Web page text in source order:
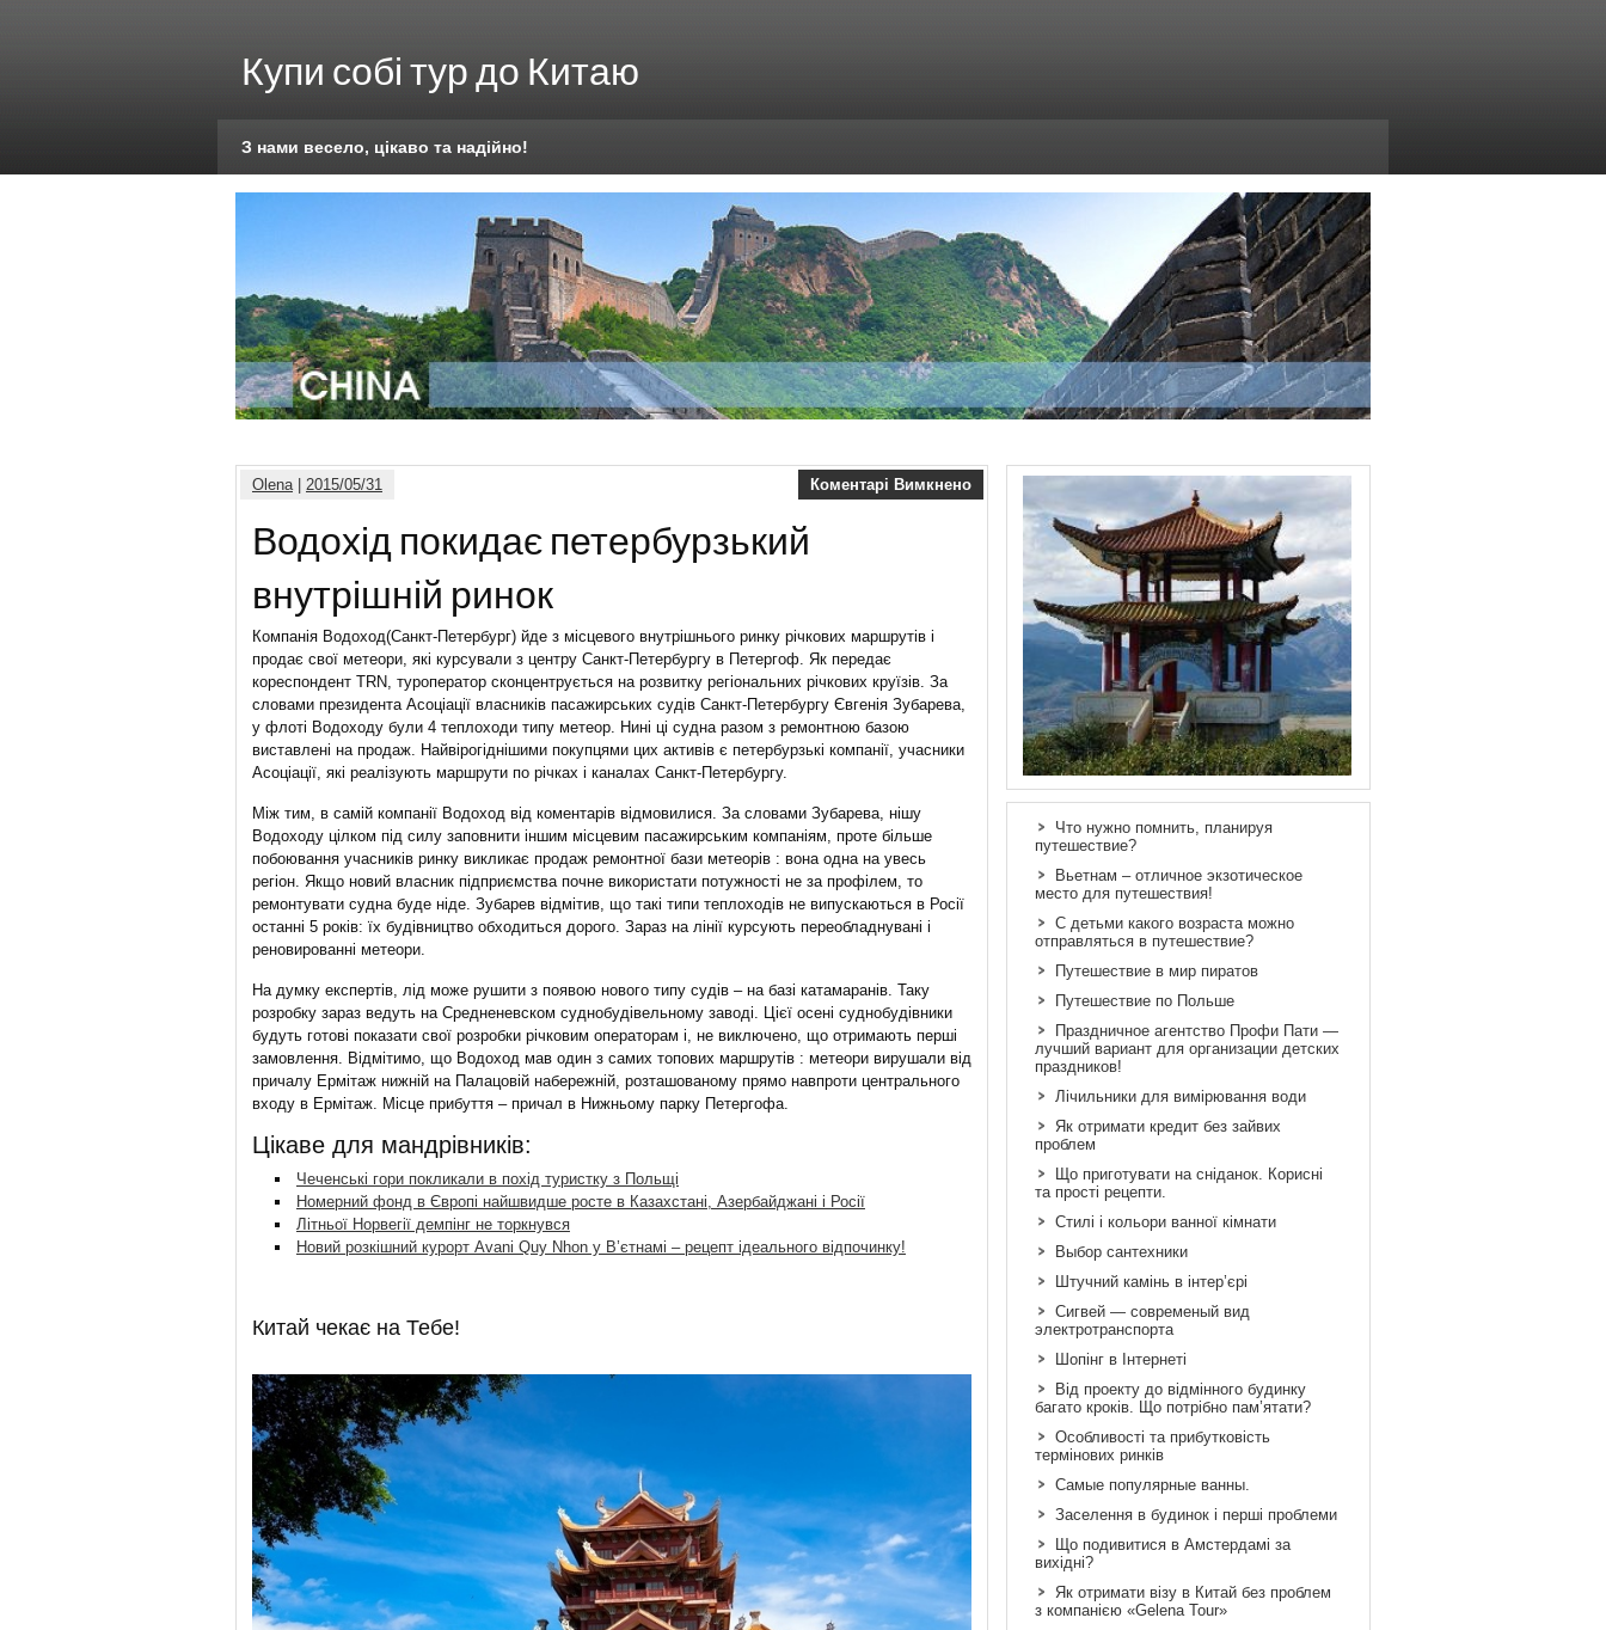
Купи собі тур до Китаю
З нами весело, цікаво та надійно!
Olena| 2015/05/31 Коментарі Вимкнено
Водохід покидає петербурзький
внутрішній ринок
Компанія Водоход(Санкт-Петербург) йде з місцевого внутрішнього ринку річкових маршрутів і
продає свої метеори, які курсували з центру Санкт-Петербургу в Петергоф. Як передає
кореспондент TRN, туроператор сконцентрується на розвитку регіональних річкових круїзів. За
словами президента Асоціації власників пасажирських судів Санкт-Петербургу Євгенія Зубарева,
у флоті Водоходу були 4 теплоходи типу метеор. Нині ці судна разом з ремонтною базою
виставлені на продаж. Найвірогіднішими покупцями цих активів є петербурзькі компанії, учасники
Асоціації, які реалізують маршрути по річках і каналах Санкт-Петербургу.
Між тим, в самій компанії Водоход від коментарів відмовилися. За словами Зубарева, нішу
Водоходу цілком під силу заповнити іншим місцевим пасажирським компаніям, проте більше
побоювання учасників ринку викликає продаж ремонтної бази метеорів : вона одна на увесь
регіон. Якщо новий власник підприємства почне використати потужності не за профілем, то
ремонтувати судна буде ніде. Зубарев відмітив, що такі типи теплоходів не випускаються в Росії
останні 5 років: їх будівництво обходиться дорого. Зараз на лінії курсують переобладнувані і
реновированні метеори.
На думку експертів, лід може рушити з появою нового типу судів – на базі катамаранів. Таку
розробку зараз ведуть на Средненевском суднобудівельному заводі. Цієї осені суднобудівники
будуть готові показати свої розробки річковим операторам і, не виключено, що отримають перші
замовлення. Відмітимо, що Водоход мав один з самих топових маршрутів : метеори вирушали від
причалу Ермітаж нижній на Палацовій набережній, розташованому прямо навпроти центрального
входу в Ермітаж. Місце прибуття – причал в Нижньому парку Петергофа.
Цікаве для мандрівників:
Чеченські гори покликали в похід туристку з Польщі
Номерний фонд в Європі найшвидше росте в Казахстані, Азербайджані і Росії
Літньої Норвегії демпінг не торкнувся
Новий розкішний курорт Avani Quy Nhon у В’єтнамі – рецепт ідеального відпочинку!
Китай чекає на Тебе!
Что нужно помнить, планируя
путешествие?
Вьетнам – отличное экзотическое
место для путешествия!
С детьми какого возраста можно
отправляться в путешествие?
Путешествие в мир пиратов
Путешествие по Польше
Праздничное агентство Профи Пати —
лучший вариант для организации детских
праздников!
Лічильники для вимірювання води
Як отримати кредит без зайвих
проблем
Що приготувати на сніданок. Корисні
та прості рецепти.
Стилі і кольори ванної кімнати
Выбор сантехники
Штучний камінь в інтер’єрі
Сигвей — современый вид
электротранспорта
Шопінг в Інтернеті
Від проекту до відмінного будинку
багато кроків. Що потрібно пам’ятати?
Особливості та прибутковість
термінових ринків
Самые популярные ванны.
Заселення в будинок і перші проблеми
Що подивитися в Амстердамі за
вихідні?
Як отримати візу в Китай без проблем
з компанією «Gelena Tour»